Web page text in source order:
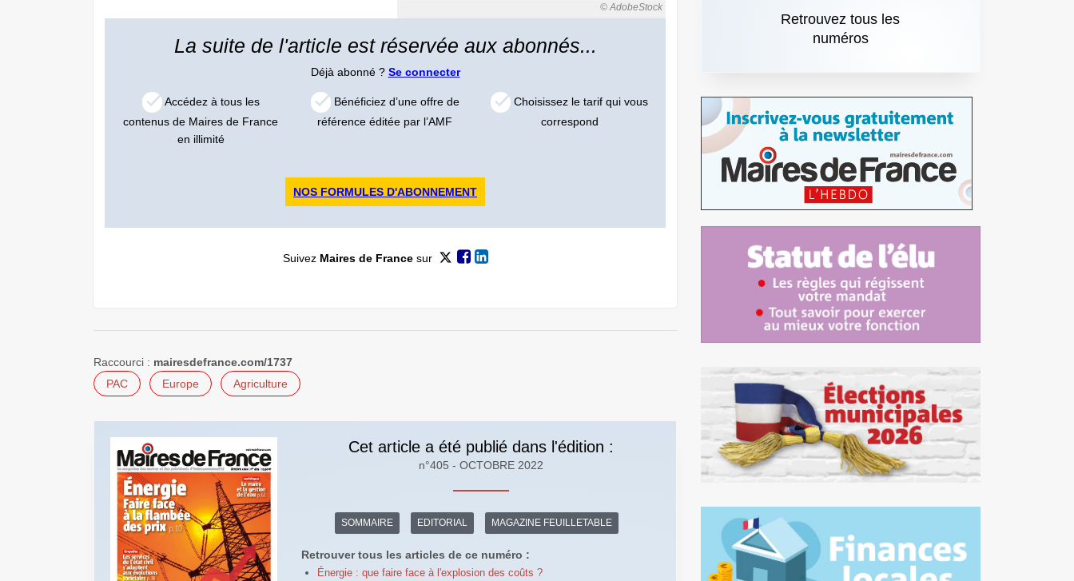
© AdobeStock
La suite de l'article est réservée aux abonnés...
Déjà abonné ? Se connecter
Accédez à tous les
contenus de Maires de France
en illimité
Bénéficiez d’une offre de
référence éditée par l’AMF
Choisissez le tarif qui vous
correspond
NOS FORMULES D'ABONNEMENT
Suivez Maires de Francesur
Raccourci : mairesdefrance.com/1737
PAC
Europe Agriculture
Cet article a été publié dans l'édition :
n°405 - OCTOBRE 2022
SOMMAIRE EDITORIAL MAGAZINE FEUILLETABLE
Retrouver tous les articles de ce numéro :
Énergie : que faire face à l'explosion des coûts ?
Retrouvez tous les
numéros